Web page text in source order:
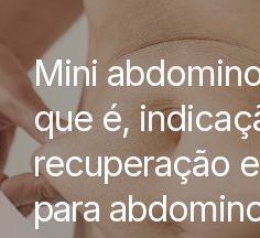
Mini
que é,
recuperação
para